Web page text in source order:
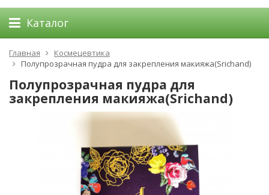
Каталог
Главная
Космецевтика
Полупрозрачная пудра для закрепления макияжа(Srichand)
Полупрозрачная пудра для
закрепления макияжа(Srichand)